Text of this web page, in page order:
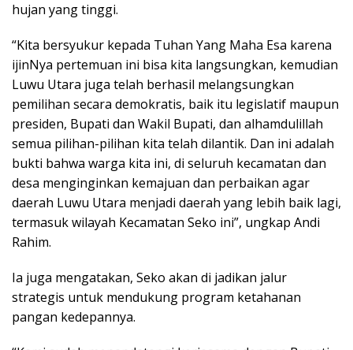
hujan yang tinggi.
“Kita bersyukur kepada Tuhan Yang Maha Esa karena
ijinNya pertemuan ini bisa kita langsungkan, kemudian
Luwu Utara juga telah berhasil melangsungkan
pemilihan secara demokratis, baik itu legislatif maupun
presiden, Bupati dan Wakil Bupati, dan alhamdulillah
semua pilihan-pilihan kita telah dilantik. Dan ini adalah
bukti bahwa warga kita ini, di seluruh kecamatan dan
desa menginginkan kemajuan dan perbaikan agar
daerah Luwu Utara menjadi daerah yang lebih baik lagi,
termasuk wilayah Kecamatan Seko ini”, ungkap Andi
Rahim.
Ia juga mengatakan, Seko akan di jadikan jalur
strategis untuk mendukung program ketahanan
pangan kedepannya.